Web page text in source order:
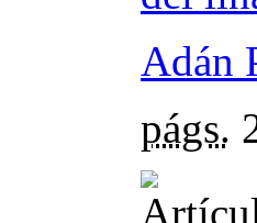
Adán
págs.